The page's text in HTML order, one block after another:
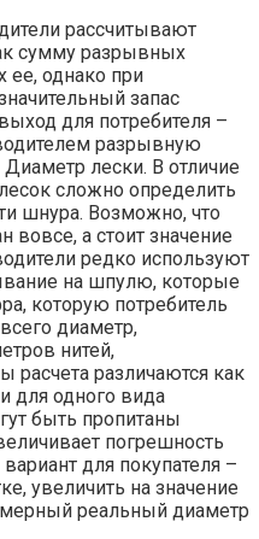
рассчитывают
сумму разрывных
ее, однако при
запас
для потребителя –
разрывную
Диаметр лески. В отличие
сложно определить
шнура. Возможно, что
вовсе, а стоит значение
редко используют
на шпулю, которые
которую потребитель
диаметр,
нитей,
различаются как
для одного вида
быть пропитаны
погрешность
для покупателя –
увеличить на значение
реальный диаметр